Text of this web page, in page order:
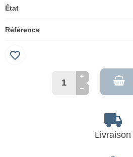
État
Référence
favorite_border
Livraison